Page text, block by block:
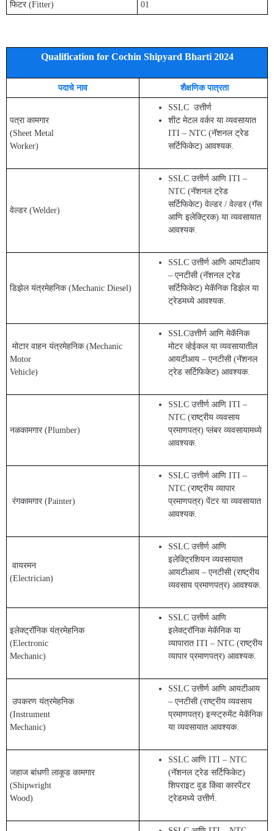
फिटर (Fitter) 01
Qualification for Cochin Shipyard Bharti 2024
पदाचे नाव शैक्षणिक पात्रता
पत्रा कामगार
(Sheet Metal
Worker)
SSLC उत्तीर्ण
शीट मेटल वर्कर या व्यवसायात
ITI – NTC (नॅशनल ट्रेड
सर्टिफिकेट) आवश्यक.
वेल्डर (Welder)
SSLC उत्तीर्ण आणि ITI –
NTC (नॅशनल ट्रेड
सर्टिफिकेट) वेल्डर / वेल्डर (गॅस
आणि इलेक्ट्रिक) या व्यवसायात
आवश्यक.
डिझेल यंत्रमेहनिक (Mechanic Diesel)
SSLC उत्तीर्ण आणि आयटीआय
– एनटीसी (नॅशनल ट्रेड
सर्टिफिकेट) मेकॅनिक डिझेल या
ट्रेडमध्ये आवश्यक.
मोटार वाहन यंत्रमेहनिक (Mechanic
Motor
Vehicle)
SSLCउत्तीर्ण आणि मेकॅनिक
मोटर व्हेईकल या व्यवसायातील
आयटीआय – एनटीसी (नॅशनल
ट्रेड सर्टिफिकेट) आवश्यक.
नळकामगार (Plumber)
SSLC उत्तीर्ण आणि ITI –
NTC (राष्ट्रीय व्यवसाय
प्रमाणपत्र) प्लंबर व्यवसायामध्ये
आवश्यक.
रंगकामगार (Painter)
SSLC उत्तीर्ण आणि ITI –
NTC (राष्ट्रीय व्यापार
प्रमाणपत्र) पेंटर या व्यवसायात
आवश्यक.
वायरमन
(Electrician)
SSLC उत्तीर्ण आणि
इलेक्ट्रिशियन व्यवसायात
आयटीआय – एनटीसी (राष्ट्रीय
व्यवसाय प्रमाणपत्र) आवश्यक.
इलेक्ट्रॉनिक यंत्रमेहनिक
(Electronic
Mechanic)
SSLC उत्तीर्ण आणि
इलेक्ट्रॉनिक मेकॅनिक या
व्यापारात ITI – NTC (राष्ट्रीय
व्यापार प्रमाणपत्र) आवश्यक.
उपकरण यंत्रमेहनिक
(Instrument
Mechanic)
SSLC उत्तीर्ण आणि आयटीआय
– एनटीसी (राष्ट्रीय व्यवसाय
प्रमाणपत्र) इन्स्ट्रुमेंट मेकॅनिक
या व्यवसायात आवश्यक.
जहाज बांधणी लाकूड कामगार
(Shipwright
Wood)
SSLC आणि ITI – NTC
(नॅशनल ट्रेड सर्टिफिकेट)
शिपराइट वुड किंवा कारपेंटर
ट्रेडमध्ये उत्तीर्ण.